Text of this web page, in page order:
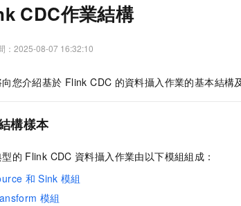
CDC作業結構
： 2025-08-07 16:32:10
您介紹基於 Flink CDC 的資料攝入作業的基本結構
構樣本
的 Flink CDC 資料攝入作業由以下模組組成：
和 Sink 模組
模組